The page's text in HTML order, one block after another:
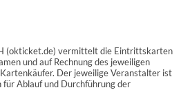
(okticket.de) vermittelt die Eintrittskarten
und auf Rechnung des jeweiligen
Der jeweilige Veranstalter ist
Ablauf und Durchführung der